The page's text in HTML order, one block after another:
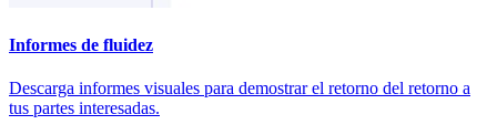
Informes de fluidez
Descarga informes visuales para demostrar el retorno del retorno a
tus partes interesadas.